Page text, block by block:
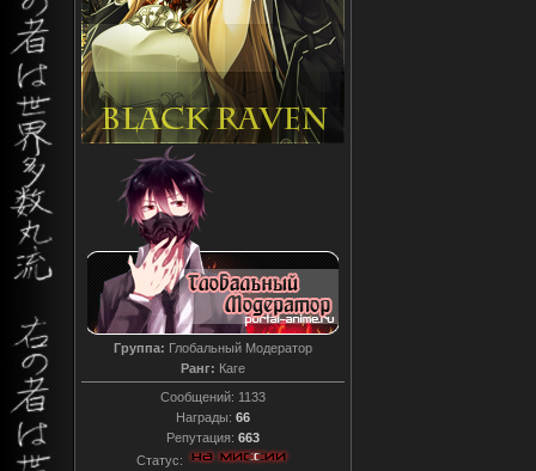
Группа: Глобальный Модератор
Ранг: Каге
Сообщений: 1133
Награды: 66
Репутация: 663
Статус: